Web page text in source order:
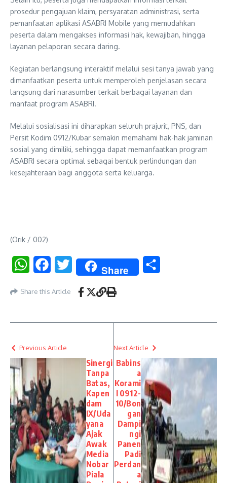
prosedur pengajuan klaim, persyaratan administrasi, serta
pemanfaatan aplikasi ASABRI Mobile yang memudahkan
peserta dalam mengakses informasi hak, kewajiban, hingga
layanan pelaporan secara daring.
Kegiatan berlangsung interaktif melalui sesi tanya jawab yang
dimanfaatkan peserta untuk memperoleh penjelasan secara
langsung dari narasumber terkait berbagai layanan dan
manfaat program ASABRI.
Melalui sosialisasi ini diharapkan seluruh prajurit, PNS, dan
Persit Kodim 0912/Kubar semakin memahami hak-hak jaminan
sosial yang dimiliki, sehingga dapat memanfaatkan program
ASABRI secara optimal sebagai bentuk perlindungan dan
kesejahteraan bagi anggota serta keluarga.
(Orik / 002)
WhatsAppFacebookTwitter Share
Share this Article
Previous Article
Sinergi
Tanpa
Batas,
Kapen
dam
IX/Uda
yana
Ajak
Awak
Media
Nobar
Piala
Next Article
Babins
a
Korami
l 0912-
10/Bon
gan
Dampi
ngi
Panen
Padi
Perdan
a